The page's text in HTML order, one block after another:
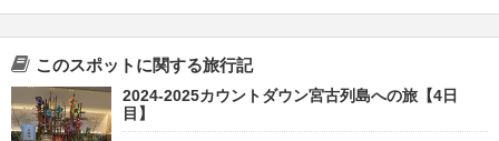
このスポットに関する旅行記
2024-2025カウントダウン宮古列島への旅【4日
目】